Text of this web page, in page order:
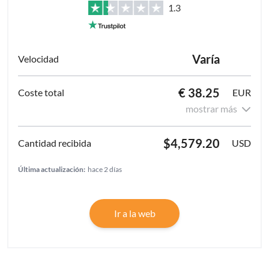
1.3
Varía
€ 38.25
EUR
mostrar más
$4,579.20 USD
Última actualización: hace 2 días
Ir a la web